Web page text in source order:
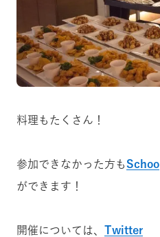
料理もたくさん！
参加できなかった方もSchoo
ができます！
開催については、 Twitter